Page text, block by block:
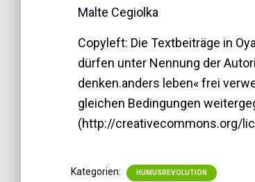
Malte Cegiolka
Copyleft: Die Textbeiträge in
dürfen unter Nennung der
denken.anders leben« frei
gleichen Bedingungen
(http://creativecommons.org/
Kategorien: HUMUSREVOLUTION